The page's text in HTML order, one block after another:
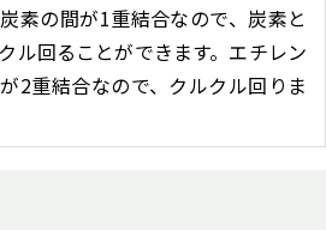
素の間が1重結合なので、炭素と
ル回ることができます。エチレン
2重結合なので、クルクル回りま